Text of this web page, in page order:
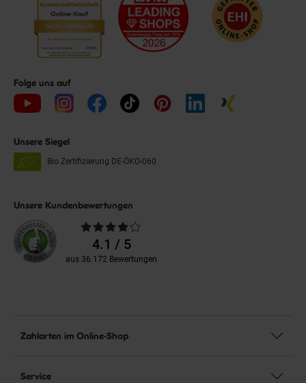
Folge uns auf
Unsere Siegel
Bio Zertifizierung DE-ÖKO-060
Unsere Kundenbewertungen
Durchschnittliche
Bewertungen4.1 / 5
aus 36.172 Bewertungen
Zahlarten im Online-Shop
Service